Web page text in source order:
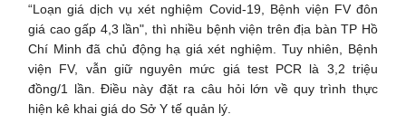
“Loạn giá dịch vụ xét nghiệm Covid-19, Bệnh viện FV đôn
giá cao gấp 4,3 lần", thì nhiều bệnh viện trên địa bàn TP Hồ
Chí Minh đã chủ động hạ giá xét nghiệm. Tuy nhiên, Bệnh
viện FV, vẫn giữ nguyên mức giá test PCR là 3,2 triệu
đồng/1 lần. Điều này đặt ra câu hỏi lớn về quy trình thực
hiện kê khai giá do Sở Y tế quản lý.